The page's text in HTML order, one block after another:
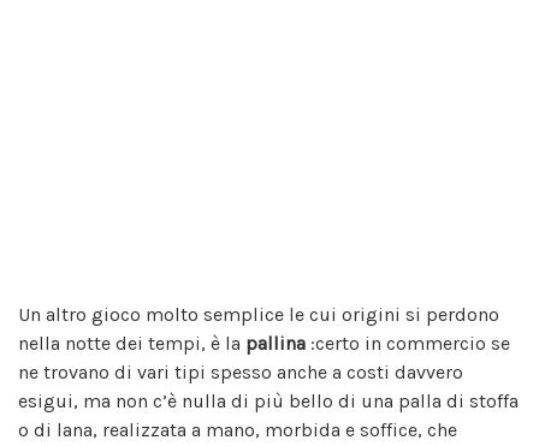
Un altro gioco molto semplice le cui origini si perdono
nella notte dei tempi, è la pallina :certo in commercio se
ne trovano di vari tipi spesso anche a costi davvero
esigui, ma non c’è nulla di più bello di una palla di stoffa
o di lana, realizzata a mano, morbida e soffice, che